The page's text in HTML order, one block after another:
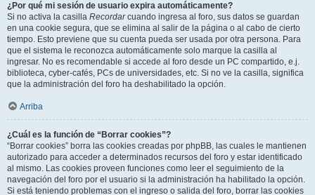
¿Por qué mi sesión de usuario expira automáticamente?
Si no activa la casilla Recordarcuando ingresa al foro, sus datos se guardan
en una cookie segura, que se elimina al salir de la página o al cabo de cierto
tiempo. Esto previene que su cuenta pueda ser usada por otra persona. Para
que el sistema le reconozca automáticamente solo marque la casilla al
ingresar. No es recomendable si accede al foro desde un PC compartido, e.j.
biblioteca, cyber-cafés, PCs de universidades, etc. Si no ve la casilla, significa
que la administración del foro ha deshabilitado la opción.
Arriba
¿Cuál es la función de “Borrar cookies”?
“Borrar cookies” borra las cookies creadas por phpBB, las cuales le mantienen
autorizado para acceder a determinados recursos del foro y estar identificado
al mismo. Las cookies proveen funciones como leer el seguimiento de la
navegación del foro por el usuario si la administración ha habilitado la opción.
Si está teniendo problemas con el ingreso o salida del foro, borrar las cookies